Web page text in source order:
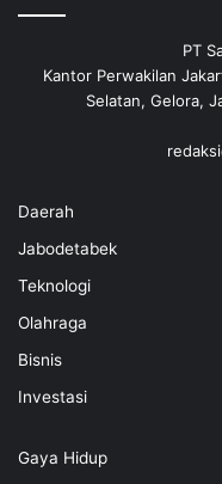
PT
Kantor Perwakilan
Selatan, Gelora,
Daerah
Jabodetabek
Teknologi
Olahraga
Bisnis
Investasi
Gaya Hidup